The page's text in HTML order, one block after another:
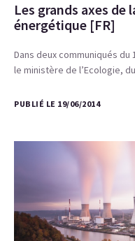
Les grands axes
énergétique [FR]
Dans deux communiqués
le ministère de l’Ecologie,
PUBLIÉ LE 19/06/2014